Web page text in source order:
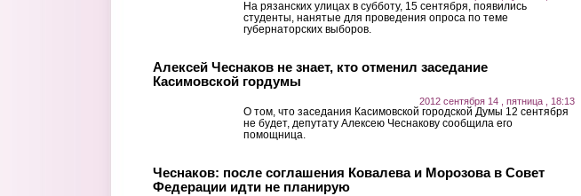
На рязанских улицах в субботу, 15 сентября, появились
студенты, нанятые для проведения опроса по теме
губернаторских выборов.
Алексей Чеснаков не знает, кто отменил заседание
Касимовской гордумы
2012 сентября 14 , пятница , 18:13
О том, что заседания Касимовской городской Думы 12 сентября
не будет, депутату Алексею Чеснакову сообщила его
помощница.
Чеснаков: после соглашения Ковалева и Морозова в Совет
Федерации идти не планирую